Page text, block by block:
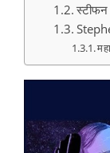
स्टीफन